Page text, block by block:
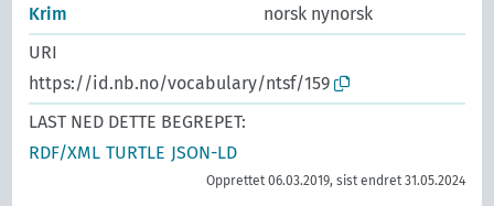
Krim
norsk nynorsk
URI
https://id.nb.no/vocabulary/ntsf/159
LAST NED DETTE BEGREPET:
RDF/XML TURTLE JSON-LD
Opprettet 06.03.2019, sist endret 31.05.2024